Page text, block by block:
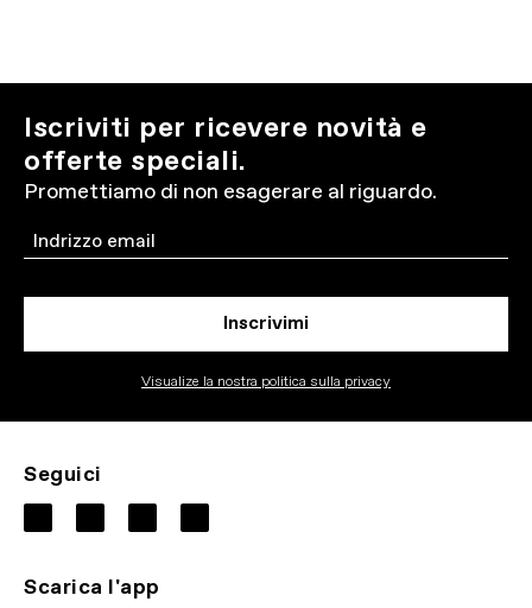
Iscriviti per ricevere novità e
offerte speciali.
Promettiamo di non esagerare al riguardo.
Email
Inscrivimi
Visualize la nostra politica sulla privacy
Seguici
Scarica l'app